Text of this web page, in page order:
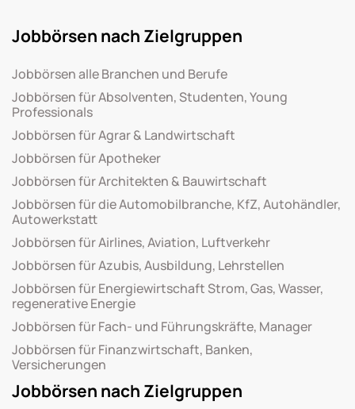
Jobbörsen nach Zielgruppen
Jobbörsen alle Branchen und Berufe
Jobbörsen für Absolventen, Studenten, Young
Professionals
Jobbörsen für Agrar & Landwirtschaft
Jobbörsen für Apotheker
Jobbörsen für Architekten & Bauwirtschaft
Jobbörsen für die Automobilbranche, KfZ, Autohändler,
Autowerkstatt
Jobbörsen für Airlines, Aviation, Luftverkehr
Jobbörsen für Azubis, Ausbildung, Lehrstellen
Jobbörsen für Energiewirtschaft Strom, Gas, Wasser,
regenerative Energie
Jobbörsen für Fach- und Führungskräfte, Manager
Jobbörsen für Finanzwirtschaft, Banken,
Versicherungen
Jobbörsen nach Zielgruppen